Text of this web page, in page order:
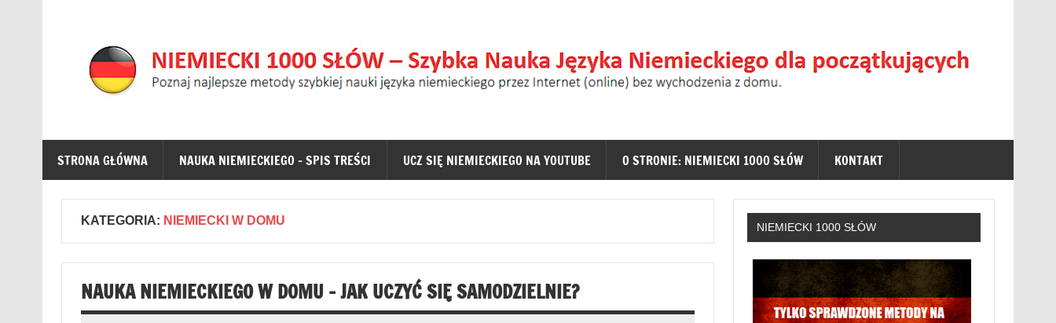
STRONA GŁÓWNA NAUKA NIEMIECKIEGO – SPIS TREŚCI UCZ SIĘ NIEMIECKIEGO NA YOUTUBE O STRONIE: NIEMIECKI 1000 SŁÓW KONTAKT
KATEGORIA: NIEMIECKI W DOMU
NAUKA NIEMIECKIEGO W DOMU – JAK UCZYĆ SIĘ SAMODZIELNIE?
NIEMIECKI 1000 SŁÓW